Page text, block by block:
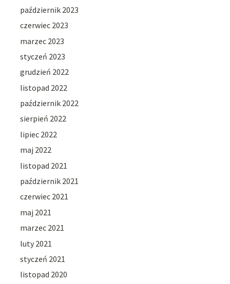
październik 2023
czerwiec 2023
marzec 2023
styczeń 2023
grudzień 2022
listopad 2022
październik 2022
sierpień 2022
lipiec 2022
maj 2022
listopad 2021
październik 2021
czerwiec 2021
maj 2021
marzec 2021
luty 2021
styczeń 2021
listopad 2020